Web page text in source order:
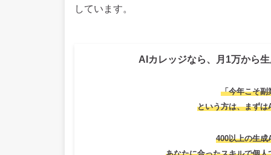
しています。
AIカレッジなら、月1万から
「今年こそ
という方は、まずは
400以上の生